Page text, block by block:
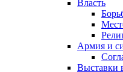
Власть
Армия и
Выставки